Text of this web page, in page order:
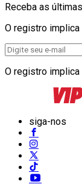
Receba as
O registro implica
O registro implica
siga-nos